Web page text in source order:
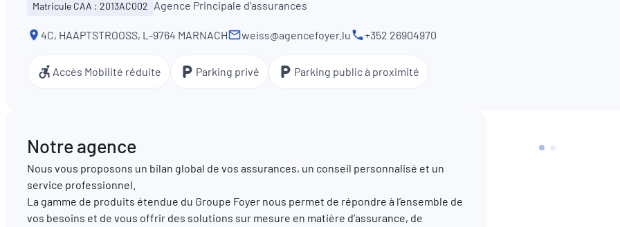
Matricule CAA : 2013AC002 Agence Principale d’assurances
4C, HAAPTSTROOSS, L-9764 MARNACH weiss@agencefoyer.lu +352 26904970
Accès Mobilité réduite Parking privé Parking public à proximité
Notre agence
Nous vous proposons un bilan global de vos assurances, un conseil personnalisé et un
service professionnel.
La gamme de produits étendue du Groupe Foyer nous permet de répondre à l’ensemble de
vos besoins et de vous offrir des solutions sur mesure en matière d’assurance, de